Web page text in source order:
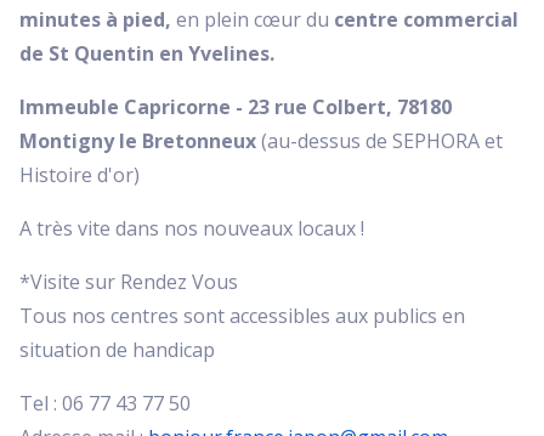
minutes à pied, en plein cœur du centre commercial
de St Quentin en Yvelines.
Immeuble Capricorne - 23 rue Colbert, 78180
Montigny le Bretonneux(au-dessus de SEPHORA et
Histoire d'or)
A très vite dans nos nouveaux locaux !
*Visite sur Rendez Vous
Tous nos centres sont accessibles aux publics en
situation de handicap
Tel : 06 77 43 77 50